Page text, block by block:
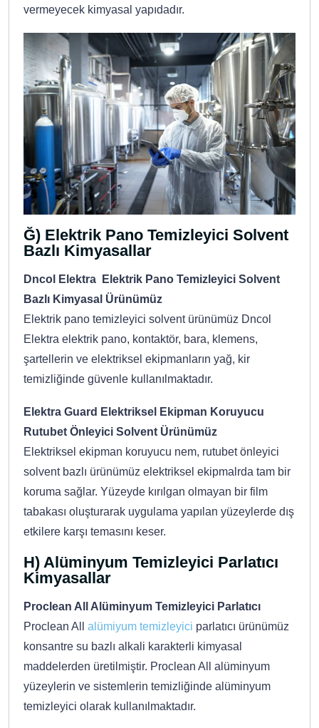
vermeyecek kimyasal yapıdadır.
Ğ) Elektrik Pano Temizleyici Solvent
Bazlı Kimyasallar
Dncol Elektra Elektrik Pano Temizleyici Solvent
Bazlı Kimyasal Ürünümüz
Elektrik pano temizleyici solvent ürünümüz Dncol
Elektra elektrik pano, kontaktör, bara, klemens,
şartellerin ve elektriksel ekipmanların yağ, kir
temizliğinde güvenle kullanılmaktadır.
Elektra Guard Elektriksel Ekipman Koruyucu
Rutubet Önleyici Solvent Ürünümüz
Elektriksel ekipman koruyucu nem, rutubet önleyici
solvent bazlı ürünümüz elektriksel ekipmalrda tam bir
koruma sağlar. Yüzeyde kırılgan olmayan bir film
tabakası oluşturarak uygulama yapılan yüzeylerde dış
etkilere karşı temasını keser.
H) Alüminyum Temizleyici Parlatıcı
Kimyasallar
Proclean All Alüminyum Temizleyici Parlatıcı
Proclean All alümiyum temizleyici parlatıcı ürünümüz
konsantre su bazlı alkali karakterli kimyasal
maddelerden üretilmiştir. Proclean All alüminyum
yüzeylerin ve sistemlerin temizliğinde alüminyum
temizleyici olarak kullanılmaktadır.